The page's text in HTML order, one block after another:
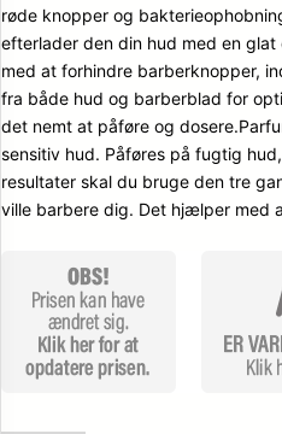
kundebedø
mmelser
røde knopper og
efterlader den din hud med en
med at forhindre barberknopper,
fra både hud og barberblad for
det nemt at påføre og
sensitiv hud. Påføres på fugtig
resultater skal du bruge den tre
ville barbere dig. Det hjælper med